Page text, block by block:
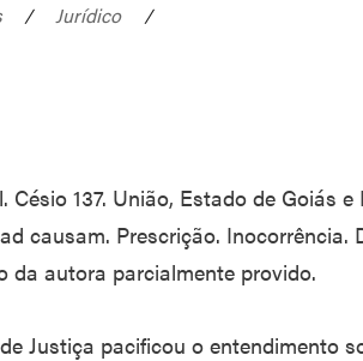
/ Jurídico /
Césio 137. União, Estado de Goiás e
causam. Prescrição. Inocorrência.
da autora parcialmente provido.
Justiça pacificou o entendimento